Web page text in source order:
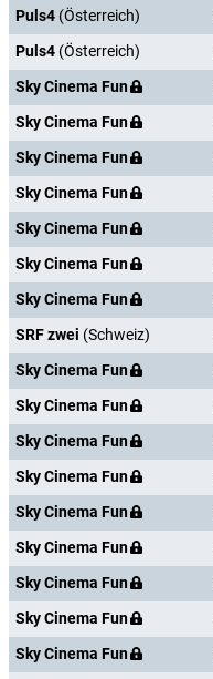
Puls4 (Österreich)
Puls4 (Österreich)
Sky Cinema Fun
Sky Cinema Fun
Sky Cinema Fun
Sky Cinema Fun
Sky Cinema Fun
Sky Cinema Fun
Sky Cinema Fun
SRF zwei (Schweiz)
Sky Cinema Fun
Sky Cinema Fun
Sky Cinema Fun
Sky Cinema Fun
Sky Cinema Fun
Sky Cinema Fun
Sky Cinema Fun
Sky Cinema Fun
Sky Cinema Fun